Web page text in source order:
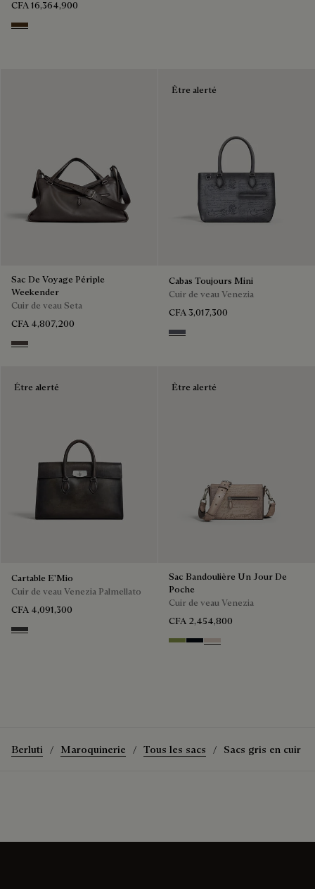
CFA 16,364,900
Vicogna
Sac De Voyage Périple
Weekender
Cuir de veau Seta
CFA 4,807,200
Grey
Être alerté
Cabas Toujours Mini
Cuir de veau Venezia
CFA 3,017,300
Light Aluminio
Être alerté
Cartable E'Mio
Cuir de veau Venezia Palmellato
CFA 4,091,300
Grey Flanel
Être alerté
Sac Bandoulière Un Jour De
Poche
Cuir de veau Venezia
CFA 2,454,800
WillowAtlantide
Gris
Berluti Maroquinerie Tous les sacs Sacs gris en cuir